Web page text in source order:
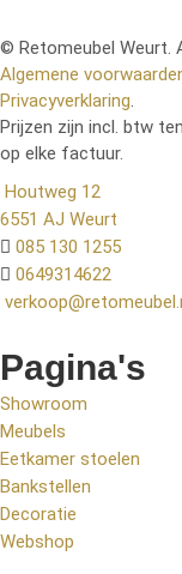
© Retomeubel Weurt.
Algemene
Privacyverklaring.
Prijzen zijn incl. btw
op elke factuur.
Houtweg 12
6551 AJ Weurt
085 130 1255
0649314622
Pagina's
Showroom
Meubels
Eetkamer stoelen
Bankstellen
Decoratie
Webshop